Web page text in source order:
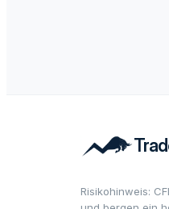
Risikohinweis: